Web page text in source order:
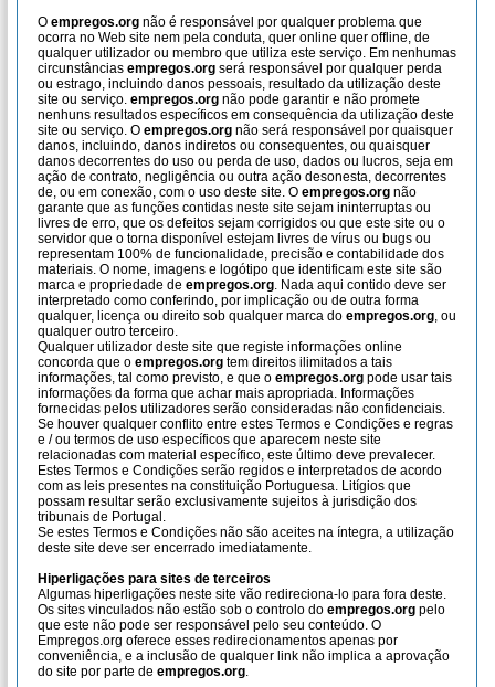
O empregos.org não é responsável por qualquer problema que
ocorra no Web site nem pela conduta, quer online quer offline, de
qualquer utilizador ou membro que utiliza este serviço. Em nenhumas
circunstâncias empregos.org será responsável por qualquer perda
ou estrago, incluindo danos pessoais, resultado da utilização deste
site ou serviço. empregos.org não pode garantir e não promete
nenhuns resultados específicos em consequência da utilização deste
site ou serviço. O empregos.org não será responsável por quaisquer
danos, incluindo, danos indiretos ou consequentes, ou quaisquer
danos decorrentes do uso ou perda de uso, dados ou lucros, seja em
ação de contrato, negligência ou outra ação desonesta, decorrentes
de, ou em conexão, com o uso deste site. O empregos.org não
garante que as funções contidas neste site sejam ininterruptas ou
livres de erro, que os defeitos sejam corrigidos ou que este site ou o
servidor que o torna disponível estejam livres de vírus ou bugs ou
representam 100% de funcionalidade, precisão e contabilidade dos
materiais. O nome, imagens e logótipo que identificam este site são
marca e propriedade de empregos.org. Nada aqui contido deve ser
interpretado como conferindo, por implicação ou de outra forma
qualquer, licença ou direito sob qualquer marca do empregos.org, ou
qualquer outro terceiro.
Qualquer utilizador deste site que registe informações online
concorda que o empregos.org tem direitos ilimitados a tais
informações, tal como previsto, e que o empregos.org pode usar tais
informações da forma que achar mais apropriada. Informações
fornecidas pelos utilizadores serão consideradas não confidenciais.
Se houver qualquer conflito entre estes Termos e Condições e regras
e / ou termos de uso específicos que aparecem neste site
relacionadas com material específico, este último deve prevalecer.
Estes Termos e Condições serão regidos e interpretados de acordo
com as leis presentes na constituição Portuguesa. Litígios que
possam resultar serão exclusivamente sujeitos à jurisdição dos
tribunais de Portugal.
Se estes Termos e Condições não são aceites na íntegra, a utilização
deste site deve ser encerrado imediatamente.
Hiperligações para sites de terceiros
Algumas hiperligações neste site vão redireciona-lo para fora deste.
Os sites vinculados não estão sob o controlo do empregos.org pelo
que este não pode ser responsável pelo seu conteúdo. O
Empregos.org oferece esses redirecionamentos apenas por
conveniência, e a inclusão de qualquer link não implica a aprovação
do site por parte de empregos.org.